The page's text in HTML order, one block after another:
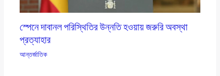
স্পেনে দাবানল পরিস্থিতির উন্নতি হওয়ায় জরুরি অবস্থা
প্রত্যাহার
আন্তর্জাতিক